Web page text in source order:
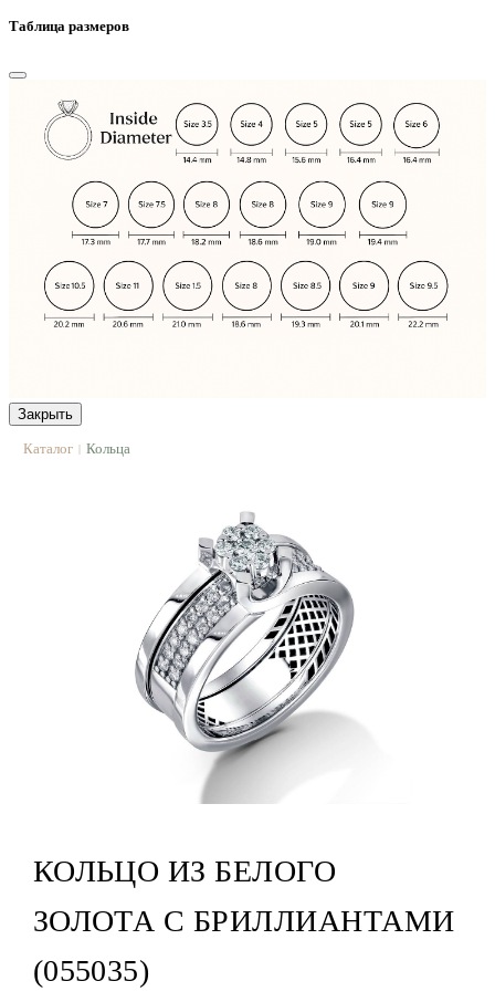
Таблица размеров
Закрыть
Каталог | Кольца
КОЛЬЦО ИЗ БЕЛОГО
ЗОЛОТА С БРИЛЛИАНТАМИ
(055035)